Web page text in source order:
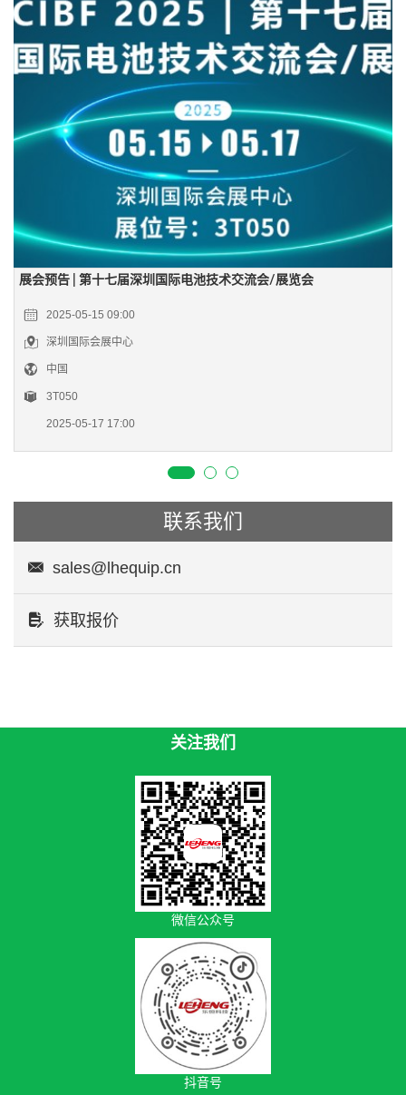
展会预告 | 第十七届深圳国际电池技术交流会/展览会
2025-05-15 09:00
深圳国际会展中心
中国
3T050
2025-05-17 17:00
联系我们
sales@lhequip.cn
获取报价
关注我们
微信公众号
抖音号